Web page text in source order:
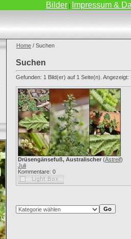
Bilder | Impressum &
Home / Suchen
Suchen
Gefunden: 1 Bild(er) auf 1 Seite(n). Angezeigt:
Drüsengänsefuß, Australischer (Astreif)
Juli
Kommentare: 0